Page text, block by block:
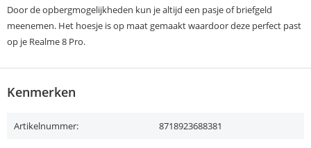
Door de opbergmogelijkheden kun je altijd een pasje of briefgeld
meenemen. Het hoesje is op maat gemaakt waardoor deze perfect past
op je Realme 8 Pro.
Kenmerken
Artikelnummer: 8718923688381